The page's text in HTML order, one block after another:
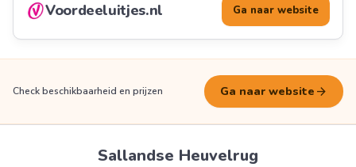
Voordeeluitjes.nl Ga naar website
Check beschikbaarheid en prijzen Ga naar website arrow_forward
Sallandse Heuvelrug